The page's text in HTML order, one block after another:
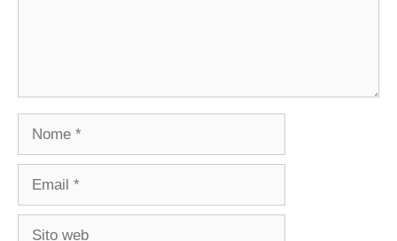
Nome
Email
Sito